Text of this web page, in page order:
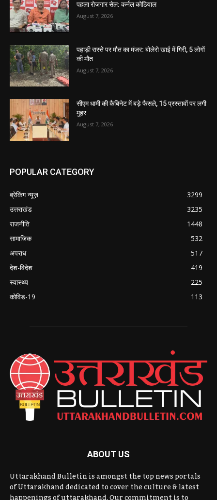
पहला रोजगार सेल: कर्नल कोठियाल
August 7, 2026
पहाड़ी रास्ते पर मौत का मंजर: बोलेरो खाई में गिरी, 5 लोगों
की मौत
August 7, 2026
सीएम धामी की कैबिनेट में बड़े फैसले, 15 प्रस्तावों पर लगी
मुहर
August 7, 2026
POPULAR CATEGORY
ब्रेकिंग न्यूज़
3299
उत्तराखंड
3235
राजनीति
1448
सामाजिक
532
अपराध
517
देश-विदेश
419
स्वास्थ्य
225
कोविड-19
113
ABOUT US
Uttarakhand Bulletin is amongst the top news portals
of Uttarakhand dedicated to cover the culture & latest